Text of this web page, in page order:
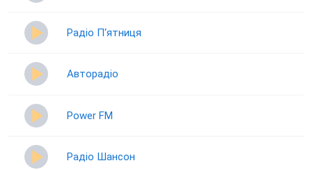
Радіо П‘ятниця
Авторадіо
Power FM
Радіо Шансон